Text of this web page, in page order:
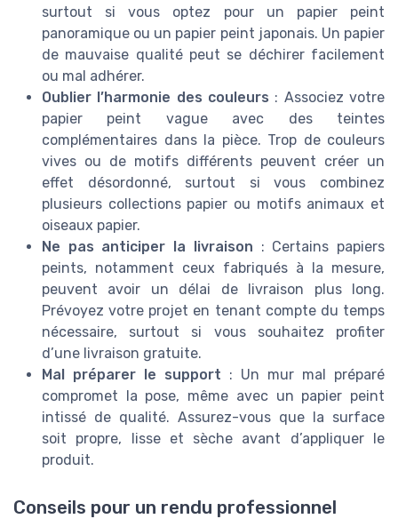
surtout si vous optez pour un papier peint
panoramique ou un papier peint japonais. Un papier
de mauvaise qualité peut se déchirer facilement
ou mal adhérer.
Oublier l’harmonie des couleurs : Associez votre
papier peint vague avec des teintes
complémentaires dans la pièce. Trop de couleurs
vives ou de motifs différents peuvent créer un
effet désordonné, surtout si vous combinez
plusieurs collections papier ou motifs animaux et
oiseaux papier.
Ne pas anticiper la livraison : Certains papiers
peints, notamment ceux fabriqués à la mesure,
peuvent avoir un délai de livraison plus long.
Prévoyez votre projet en tenant compte du temps
nécessaire, surtout si vous souhaitez profiter
d’une livraison gratuite.
Mal préparer le support : Un mur mal préparé
compromet la pose, même avec un papier peint
intissé de qualité. Assurez-vous que la surface
soit propre, lisse et sèche avant d’appliquer le
produit.
Conseils pour un rendu professionnel